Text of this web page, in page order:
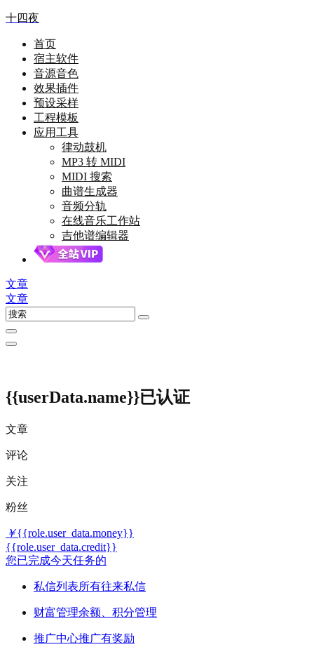
十四夜
首页
宿主软件
音源音色
效果插件
预设采样
工程模板
应用工具
律动鼓机
MP3 转 MIDI
MIDI 搜索
曲谱生成器
音频分轨
在线音乐工作站
吉他谱编辑器
文章
文章
{{userData.name}}已认证
文章
评论
关注
粉丝
￥{{role.user_data.money}}
{{role.user_data.credit}}
您已完成今天任务的
私信列表所有往来私信
财富管理余额、积分管理
推广中心推广有奖励